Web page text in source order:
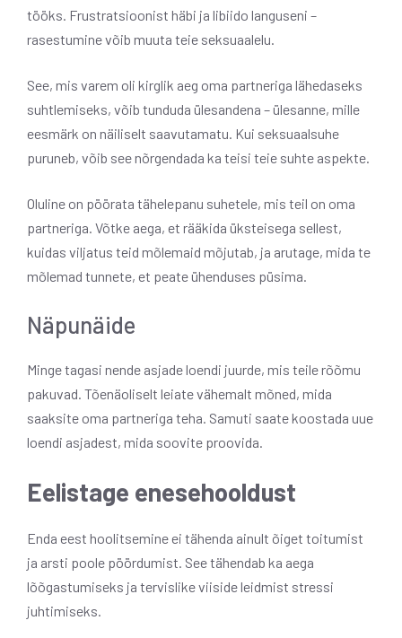
tööks. Frustratsioonist häbi ja libiido languseni –
rasestumine võib muuta teie seksuaalelu.
See, mis varem oli kirglik aeg oma partneriga lähedaseks
suhtlemiseks, võib tunduda ülesandena – ülesanne, mille
eesmärk on näiliselt saavutamatu. Kui seksuaalsuhe
puruneb, võib see nõrgendada ka teisi teie suhte aspekte.
Oluline on pöörata tähelepanu suhetele, mis teil on oma
partneriga. Võtke aega, et rääkida üksteisega sellest,
kuidas viljatus teid mõlemaid mõjutab, ja arutage, mida te
mõlemad tunnete, et peate ühenduses püsima.
Näpunäide
Minge tagasi nende asjade loendi juurde, mis teile rõõmu
pakuvad. Tõenäoliselt leiate vähemalt mõned, mida
saaksite oma partneriga teha. Samuti saate koostada uue
loendi asjadest, mida soovite proovida.
Eelistage enesehooldust
Enda eest hoolitsemine ei tähenda ainult õiget toitumist
ja arsti poole pöördumist. See tähendab ka aega
lõõgastumiseks ja tervislike viiside leidmist stressi
juhtimiseks.